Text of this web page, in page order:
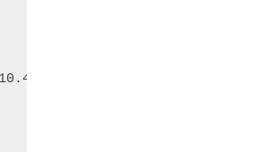
ALCEU.v26.ed58.2026.528